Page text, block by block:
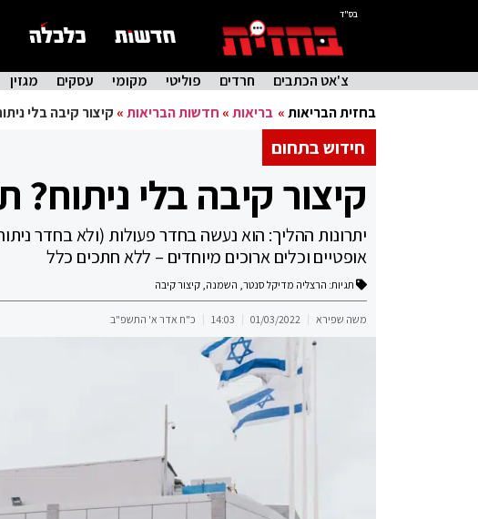
בס"ד
צ'אט הכתבים חרדים פוליטי מקומי עסקים מגזין
בחזית הבריאות» בריאות» חדשות הבריאות» קיצור קיבה בלי
חידוש בתחום
קיצור קיבה בלי
יתרונות ההליך: הוא נעשה בחדר פעולות (ולא בחדר
אופטיים וכלים ארוכים מיוחדים – ללא חתכים כלל
תגיות: הרצליה מדיקל סנטר, השמנה, קיצור קיבה
משה שפירא 01/03/2022
14:03 כ"ח אדר א' התשפ"ב